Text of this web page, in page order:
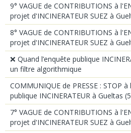
9° VAGUE de CONTRIBUTIONS à
projet d'INCINERATEUR SUEZ à
8° VAGUE de CONTRIBUTIONS à
projet d'INCINERATEUR SUEZ à
❌ Quand l’enquête publique
un filtre algorithmique
COMMUNIQUE de PRESSE : STOP à
publique INCINERATEUR à Gueltas
7° VAGUE de CONTRIBUTIONS à
projet d'INCINERATEUR SUEZ à